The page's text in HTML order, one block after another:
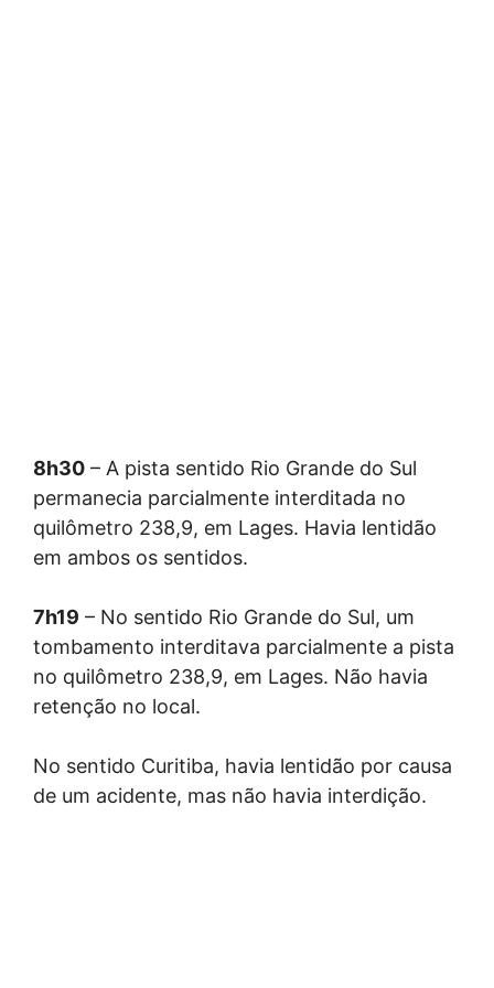
8h30 – A pista sentido Rio Grande do Sul
permanecia parcialmente interditada no
quilômetro 238,9, em Lages. Havia lentidão
em ambos os sentidos.
7h19 – No sentido Rio Grande do Sul, um
tombamento interditava parcialmente a pista
no quilômetro 238,9, em Lages. Não havia
retenção no local.
No sentido Curitiba, havia lentidão por causa
de um acidente, mas não havia interdição.